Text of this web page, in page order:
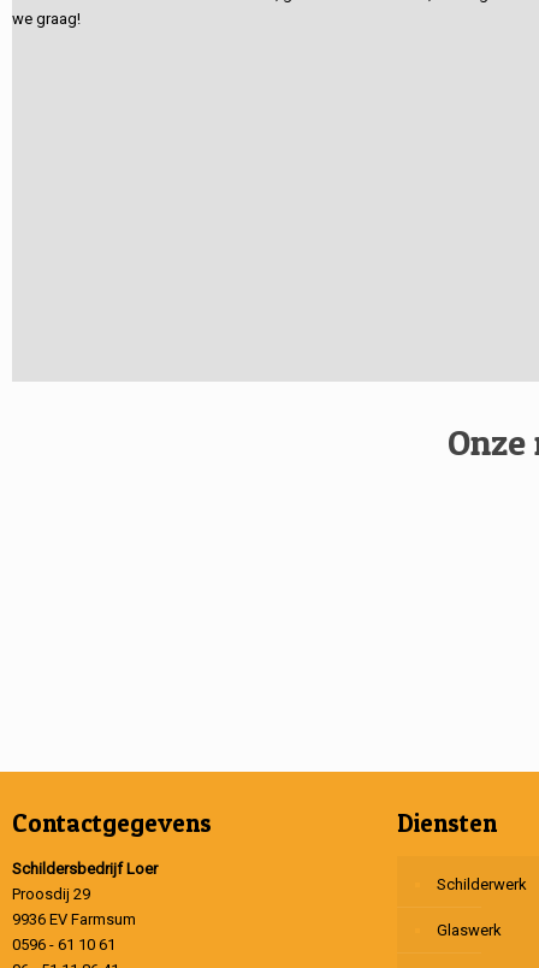
we graag!
Contactgegevens
Schildersbedrijf Loer
Proosdij 29
9936 EV Farmsum
0596 - 61 10 61
Diensten
Schilderwerk
Glaswerk